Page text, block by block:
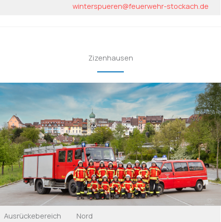
winterspueren@feuerwehr-stockach.de
Zizenhausen
Ausrückebereich
Nord